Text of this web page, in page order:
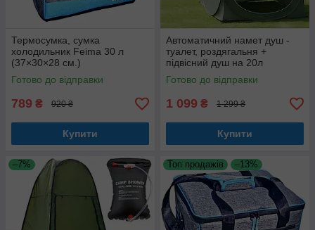
Термосумка, сумка
холодильник Feima 30 л
(37×30×28 см.)
Готово до відправки
789 ₴ 920 ₴
Купити
Автоматичний намет душ -
туалет, роздягальня +
підвісний душ на 20л
Готово до відправки
1 099 ₴ 1 299 ₴
Купити
–7% Топ продажів –13%